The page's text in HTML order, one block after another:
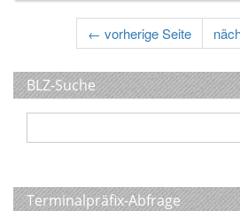
← vorherige Seite
BLZ-Suche
Terminalpräfix-Abfrage